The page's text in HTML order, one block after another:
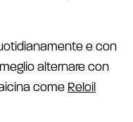
e con
alternare con
come Reloil